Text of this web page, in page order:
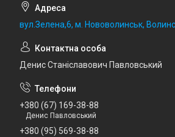
вул.Зелена,6, м. Нововолинськ,
Денис Станіславович Павловський
+380 (67) 169-38-88
Денис Павловський
+380 (95) 569-38-88